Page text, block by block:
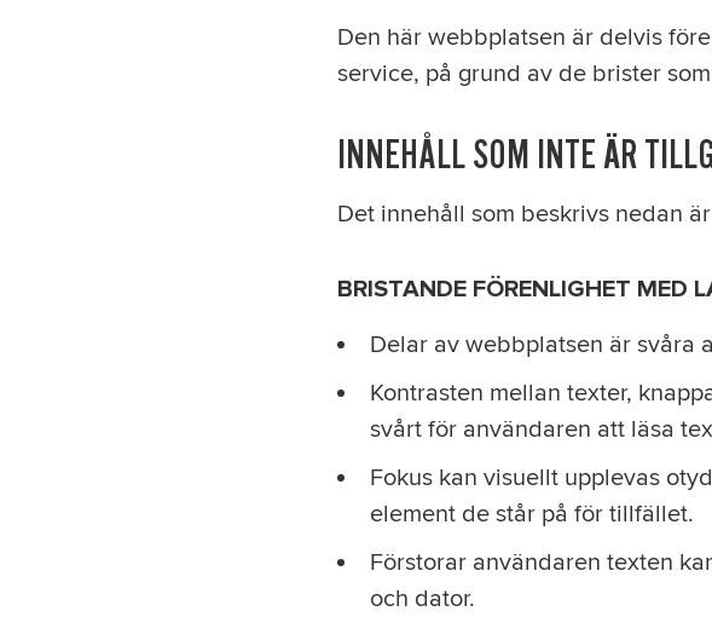
Den här webbplatsen är delvis
service, på grund av de brister
INNEHÅLL SOM INTE ÄR
Det innehåll som beskrivs nedan
BRISTANDE FÖRENLIGHET MED
Delar av webbplatsen är svåra
Kontrasten mellan texter,
svårt för användaren att läsa
Fokus kan visuellt upplevas
element de står på för tillfället.
Förstorar användaren texten
och dator.